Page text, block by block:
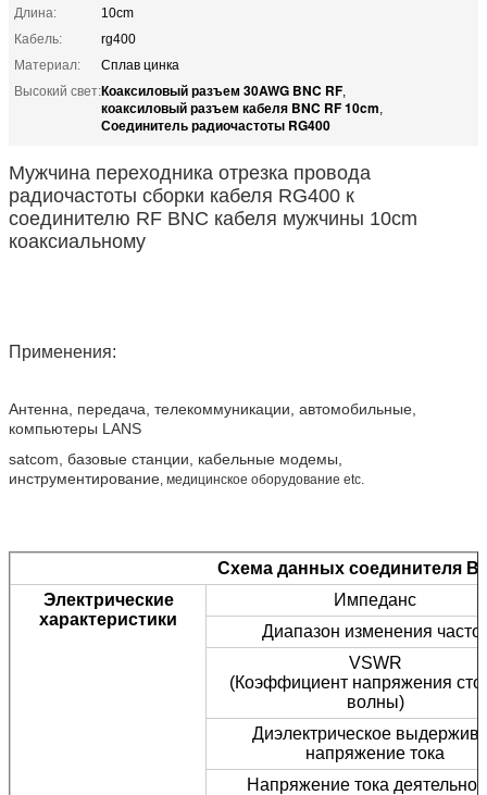
Длина:
10cm
Кабель:
rg400
Материал:
Сплав цинка
Высокий свет:Коаксиловый разъем 30AWG BNC RF,
коаксиловый разъем кабеля BNC RF 10cm,
Соединитель радиочастоты RG400
Мужчина переходника отрезка провода
радиочастоты сборки кабеля RG400 к
соединителю RF BNC кабеля мужчины 10cm
коаксиальному
Применения:
Антенна, передача, телекоммуникации, автомобильные,
компьютеры LANS
satcom, базовые станции, кабельные модемы,
инструментирование, медицинское оборудование etc.
Схема данных соединителя
Электрические
характеристики
Импеданс
Диапазон изменения
VSWR
(Коэффициент напряжения
волны)
Диэлектрическое
напряжение тока
Напряжение тока